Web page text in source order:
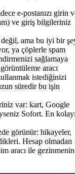
e-postanızı girin
ve giriş bilgileriniz
ama bu iyi bir
ya çöplerle spam
sağlamaya
aracı
istediğinizi
süredir bu işin
var: kart, Google
Sofort. En
görünür: hikayeler,
Hesap olmadan
aracı ile gezinmenin